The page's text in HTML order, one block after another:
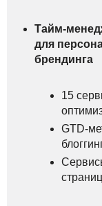
Тaйм-
для
бpeндингa
15
GTD-
стрaниц